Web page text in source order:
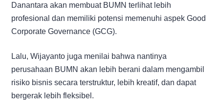
Danantara akan membuat BUMN terlihat lebih
profesional dan memiliki potensi memenuhi aspek Good
Corporate Governance (GCG).
Lalu, Wijayanto juga menilai bahwa nantinya
perusahaan BUMN akan lebih berani dalam mengambil
risiko bisnis secara terstruktur, lebih kreatif, dan dapat
bergerak lebih fleksibel.